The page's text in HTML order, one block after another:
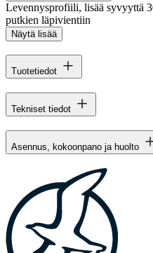
Levennysprofiili, lisää syvyyttä
putkien läpivientiin
Näytä lisää
Tuotetiedot
Tekniset tiedot
Asennus, kokoonpano ja huolto